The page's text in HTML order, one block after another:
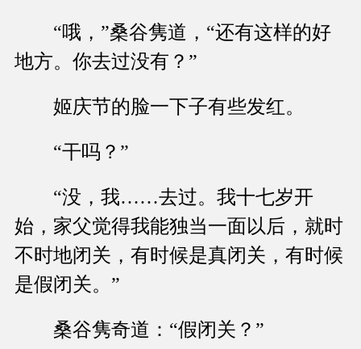
“哦，”桑谷隽道，“还有这样的好
地方。你去过没有？”
姬庆节的脸一下子有些发红。
“干吗？”
“没，我……去过。我十七岁开
始，家父觉得我能独当一面以后，就时
不时地闭关，有时候是真闭关，有时候
是假闭关。”
桑谷隽奇道：“假闭关？”